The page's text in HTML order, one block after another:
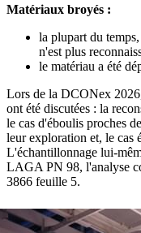
Matériaux broyés :
la plupart du
n'est plus
le matériau a été
Lors de la DCONex
ont été discutées : la
le cas d'éboulis proches
leur exploration et, le cas
L'échantillonnage lui-
LAGA PN 98, l'analyse
3866 feuille 5.